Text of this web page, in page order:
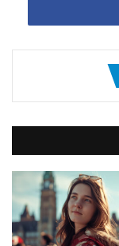
از ارزش تابعیت
شفاف کردن فرآیند
که در خارج از
می‌پذیرند که در خارج از کانادا به دنیا آمده‌اند، باید حداقل ۱۰۹۵ روز
فرزندشان
متولد شده در
واجد شرایط